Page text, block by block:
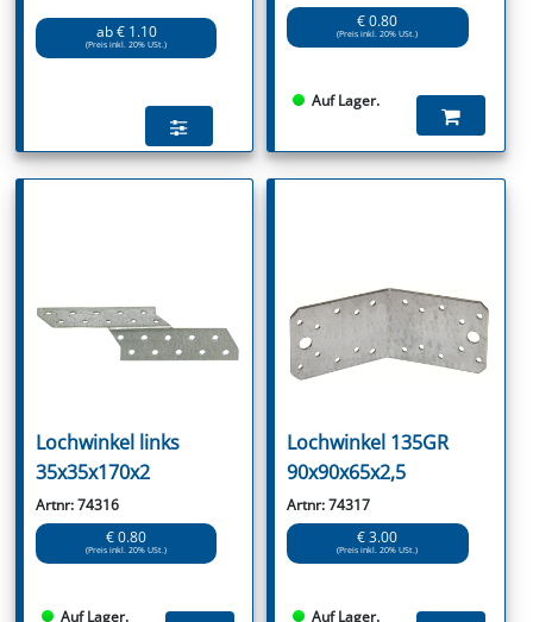
ab € 1.10
(Preis inkl. 20% USt.)
€ 0.80
(Preis inkl. 20% USt.)
Auf Lager.
Lochwinkel links
35x35x170x2
Artnr: 74316
€ 0.80
(Preis inkl. 20% USt.)
Auf Lager.
Lochwinkel 135GR
90x90x65x2,5
Artnr: 74317
€ 3.00
(Preis inkl. 20% USt.)
Auf Lager.